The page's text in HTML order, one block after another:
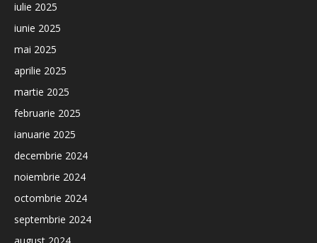
iulie 2025
iunie 2025
mai 2025
aprilie 2025
martie 2025
februarie 2025
ianuarie 2025
decembrie 2024
noiembrie 2024
octombrie 2024
septembrie 2024